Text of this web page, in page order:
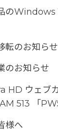
のWindows
転のお知らせ
のお知らせ
HD ウェブ
513 「
様へ